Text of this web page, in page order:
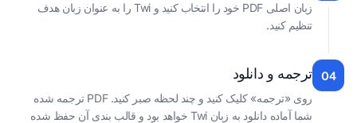
زبان اصلی PDF خود را انتخاب کنید و Twi را به عنوان زبان هدف
تنظیم کنید.
04 ترجمه و دانلود
روی «ترجمه» کلیک کنید و چند لحظه صبر کنید. PDF ترجمه شده
شما آماده دانلود به زبان Twi خواهد بود و قالب بندی آن حفظ شده